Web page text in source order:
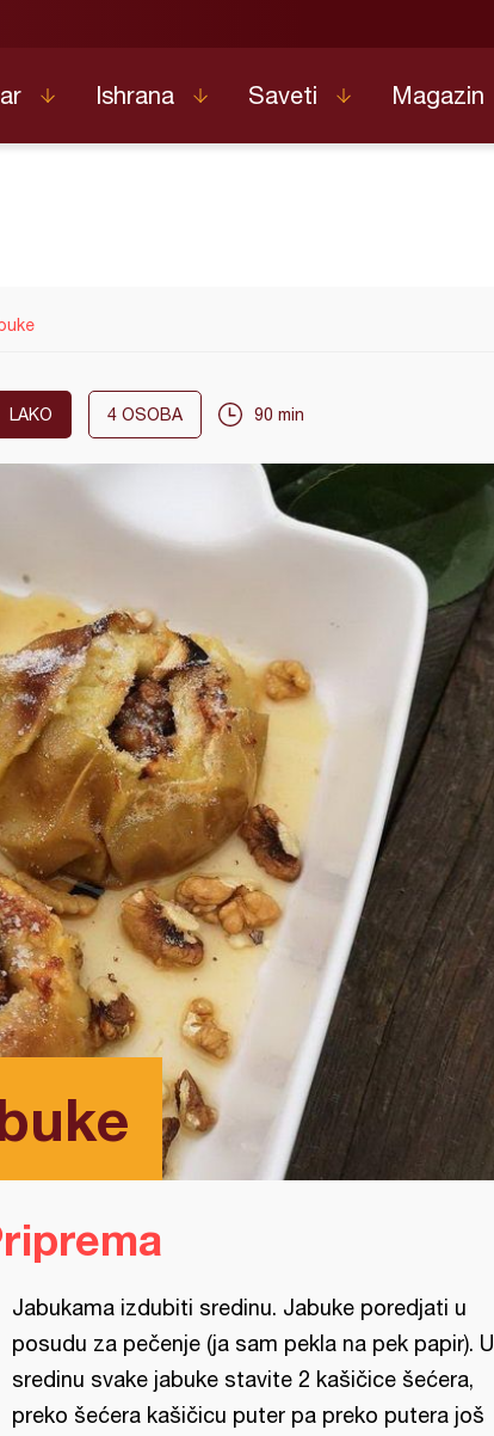
Ishrana Saveti Magazin
LAKO 4 OSOBA 90 min
Jabukama izdubiti sredinu. Jabuke poredjati u
posudu za pečenje (ja sam pekla na pek papir). U
sredinu svake jabuke stavite 2 kašičice šećera,
preko šećera kašičicu puter pa preko putera još